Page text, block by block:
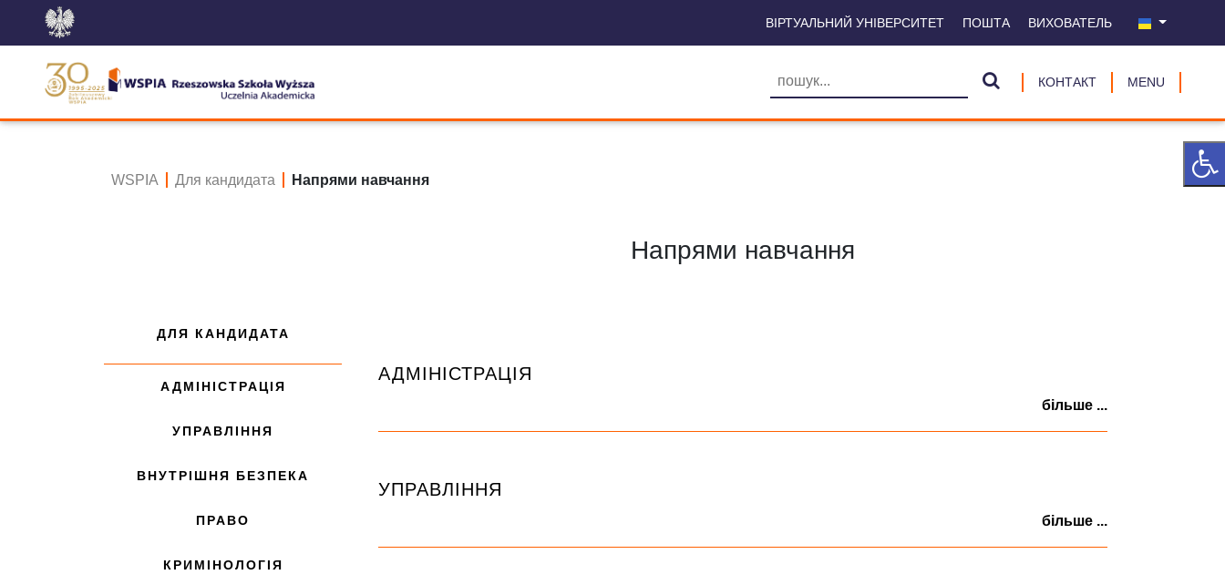
ВІРТУАЛЬНИЙ УНІВЕРСИТЕТ ПОШТА ВИХОВАТЕЛЬ
КОНТАКТ MENU
WSPIA Для кандидата Напрями навчання
ДЛЯ КАНДИДАТА
АДМІНІСТРАЦІЯ
УПРАВЛІННЯ
ВНУТРІШНЯ БЕЗПЕКА
ПРАВО
КРИМІНОЛОГІЯ
Напрями навчання
АДМІНІСТРАЦІЯ
більше ...
УПРАВЛІННЯ
більше ...